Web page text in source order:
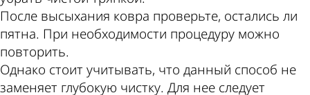
После высыхания ковра проверьте, остались ли
пятна. При необходимости процедуру можно
повторить.
Однако стоит учитывать, что данный способ не
заменяет глубокую чистку. Для нее следует